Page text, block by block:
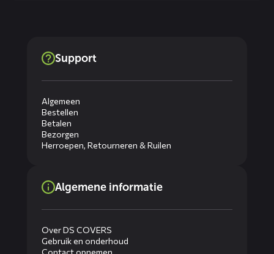
Support
Algemeen
Bestellen
Betalen
Bezorgen
Herroepen, Retourneren & Ruilen
Algemene informatie
Over DS COVERS
Gebruik en onderhoud
Contact opnemen